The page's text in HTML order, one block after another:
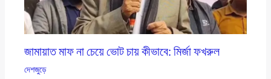
জামায়াত মাফ না চেয়ে ভোট চায় কীভাবে: মির্জা ফখরুল
দেশজুড়ে